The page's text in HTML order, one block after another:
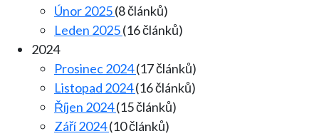
Únor 2025(8 článků)
Leden 2025(16 článků)
2024
Prosinec 2024(17 článků)
Listopad 2024(16 článků)
Říjen 2024(15 článků)
Září 2024(10 článků)